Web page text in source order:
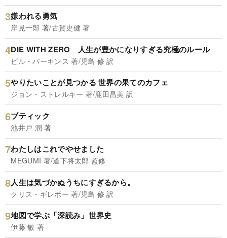
嫌われる勇気
岸見一郎 著/古賀史健 著
DIE WITH ZERO 人生が豊かになりすぎる究極のルール
ビル・パーキンス 著/児島 修 訳
やりたいことが見つかる 世界の果てのカフェ
ジョン・ストレルキー 著/鹿田昌美 訳
ブティック
池井戸 潤 著
わたしはこれでやせました
MEGUMI 著/道下将太郎 監修
人生は気づかぬうちにすぎるから。
クリス・ギレボー 著/児島 修 訳
地図で学ぶ「深読み」世界史
伊藤 敏 著